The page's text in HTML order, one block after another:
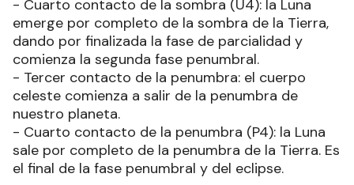
- Primer contacto de la penumbra (P1): el inicio
del eclipse de da cuando la Luna comienza a
adentrarse en la penumbra de la Tierra. Es la fase
penumbral.
- Segundo contacto de la penumbra: la Luna se
adentra totalmente en la penumbra de nuestro
planeta.
- Primer contacto de la sombra (U1): nuestro
satélite natural se adentra en la sombra de la
Tierra. Se trata del fin de la fase penumbra y el